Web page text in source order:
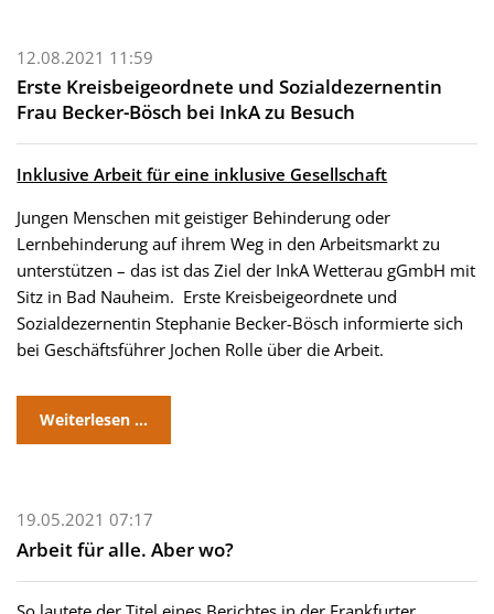
12.08.2021 11:59
Erste Kreisbeigeordnete und Sozialdezernentin
Frau Becker-Bösch bei InkA zu Besuch
Inklusive Arbeit für eine inklusive Gesellschaft
Jungen Menschen mit geistiger Behinderung oder
Lernbehinderung auf ihrem Weg in den Arbeitsmarkt zu
unterstützen – das ist das Ziel der InkA Wetterau gGmbH mit
Sitz in Bad Nauheim. Erste Kreisbeigeordnete und
Sozialdezernentin Stephanie Becker-Bösch informierte sich
bei Geschäftsführer Jochen Rolle über die Arbeit.
Weiterlesen …
19.05.2021 07:17
Arbeit für alle. Aber wo?